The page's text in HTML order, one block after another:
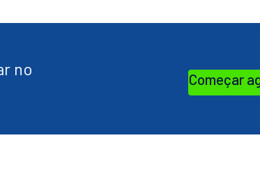
no
Começar